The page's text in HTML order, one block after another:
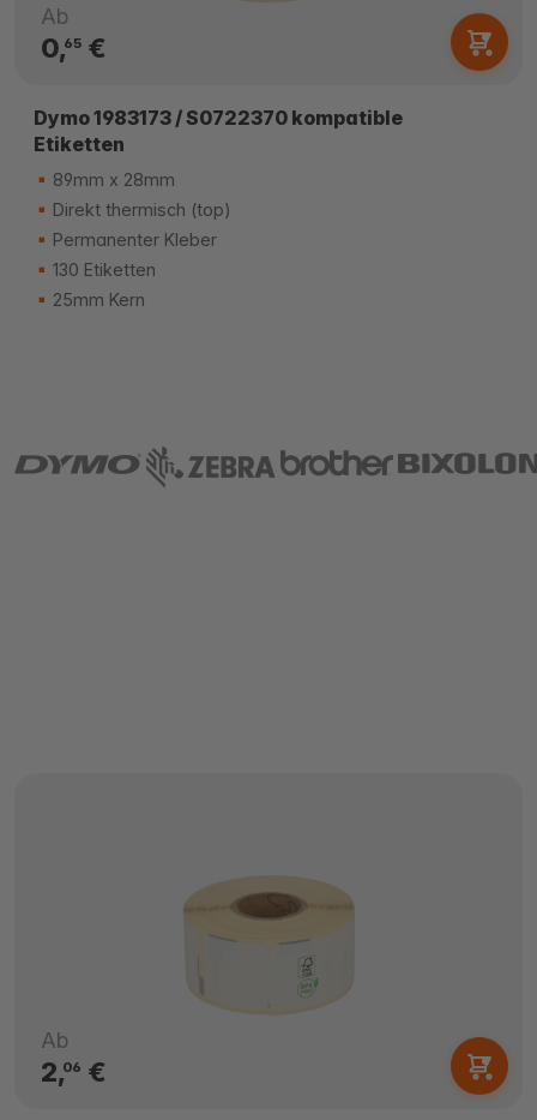
Ab
0,65€
Dymo 1983173 / S0722370 kompatible
Etiketten
89mm x 28mm
Direkt thermisch (top)
Permanenter Kleber
130 Etiketten
25mm Kern
Ab
2,06 €